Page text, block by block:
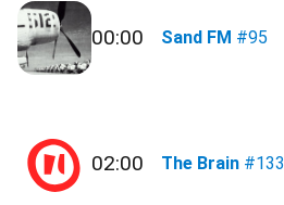
00:00 Sand FM #95
02:00 The Brain #133